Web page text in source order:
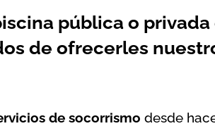
pública o privada
de ofrecerles
de socorrismo desde